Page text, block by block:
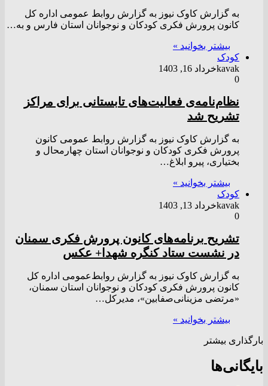
به گزارش کاوک نیوز به گزارش روابط عمومی اداره کل
کانون پرورش فکری کودکان و نوجوانان استان فارس و به…
بیشتر بخوانید »
کودک
kavakخرداد 16, 1403
0
نظام‌نامه‌ی فعالیت‌های تابستانی برای مراکز
تشریح شد
به گزارش کاوک نیوز به گزارش روابط عمومی کانون
پرورش فکری کودکان و نوجوانان استان چهارمحال و
بختیاری، پیرو ابلاغ…
بیشتر بخوانید »
کودک
kavakخرداد 13, 1403
0
تشریح برنامه‌های کانون پرورش فکری سمنان
در نشست ستاد کنگره شهدا+ عکس
به گزارش کاوک نیوز به گزارش روابط‌عمومی اداره کل
کانون پرورش فکری کودکان و نوجوانان استان سمنان،
«مرتضی مزینانی‌صفابین»، مدیرکل…
بیشتر بخوانید »
بارگذاری بیشتر
بایگانی‌ها